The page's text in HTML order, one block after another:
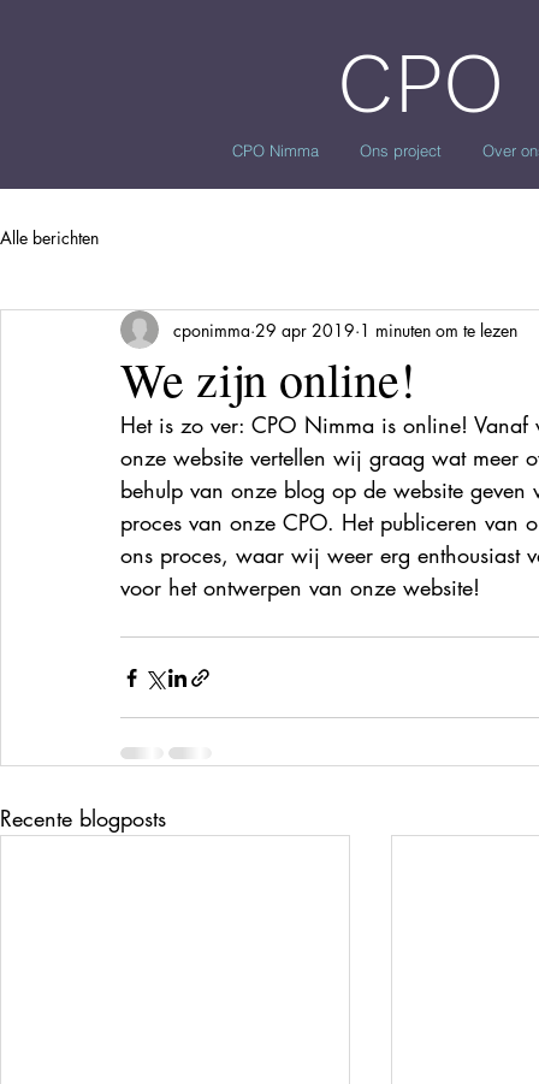
CPO Nimma Ons project Over
Alle berichten
We zijn online!
cponimma 29 apr 2019 1 minuten om te lezen
Het is zo ver: CPO Nimma is online!
onze website vertellen wij graag wat
behulp van onze blog op de website
proces van onze CPO. Het publiceren van
ons proces, waar wij weer erg
voor het ontwerpen van onze website!
Recente blogposts
CPO